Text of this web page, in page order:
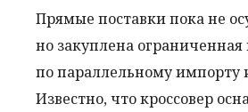
Прямые поставки пока не
но закуплена
по параллельному импорту
Известно, что кроссовер